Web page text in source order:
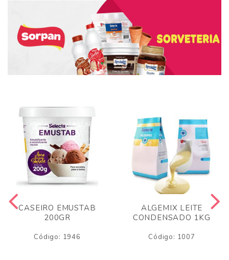
CASEIRO EMUSTAB
200GR
Código: 1946
ALGEMIX LEITE
CONDENSADO 1KG
Código: 1007